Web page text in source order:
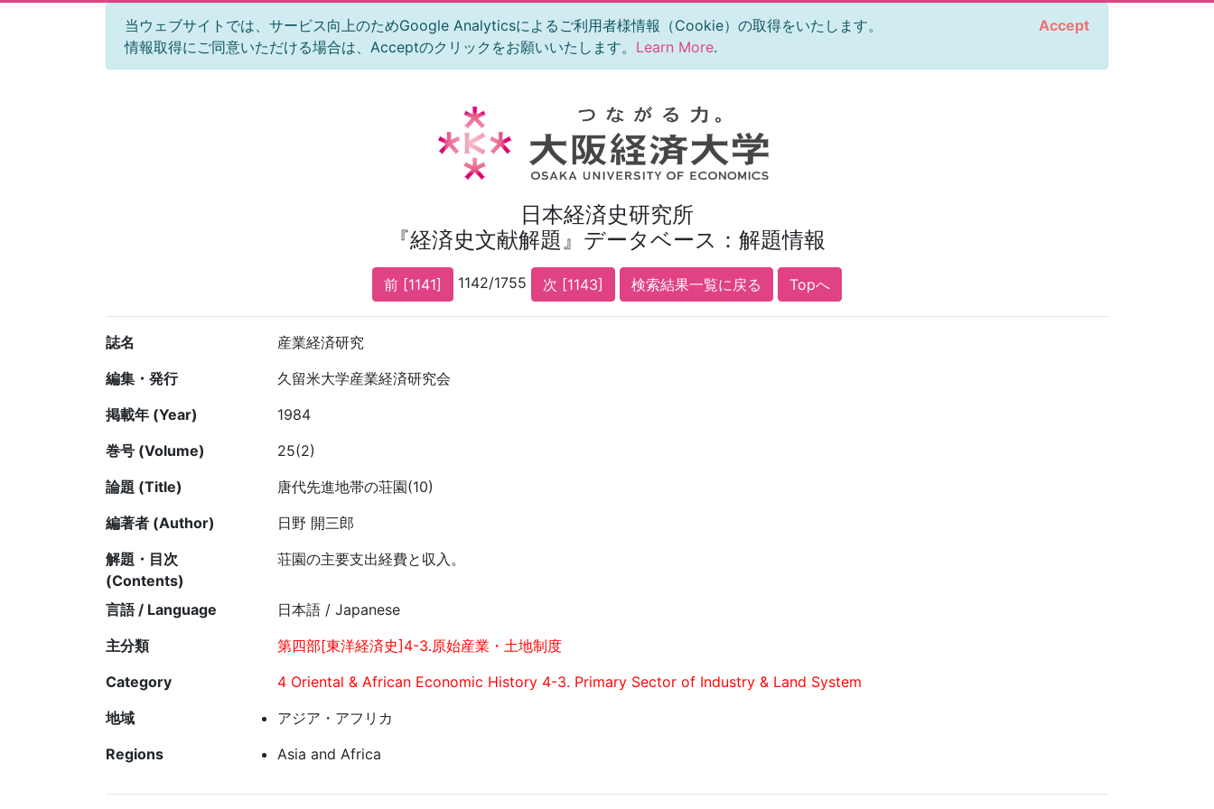
当ウェブサイトでは、サービス向上のためGoogle Analyticsによるご利用者様情報（Cookie）の取得をいたします。
情報取得にご同意いただける場合は、Acceptのクリックをお願いいたします。 Learn More.
Accept
日本経済史研究所
『経済史文献解題』データベース：解題情報
前 [1141] 1142/1755 次 [1143] 検索結果一覧に戻る Topへ
誌名
産業経済研究
編集・発行
久留米大学産業経済研究会
掲載年 (Year)
1984
巻号 (Volume)
25(2)
論題 (Title)
唐代先進地帯の荘園(10)
編著者 (Author)
日野 開三郎
解題・目次
(Contents)
荘園の主要支出経費と収入。
言語 / Language
日本語 / Japanese
主分類
第四部[東洋経済史]4-3.原始産業・土地制度
Category
4 Oriental & African Economic History 4-3. Primary Sector of Industry & Land System
地域
アジア・アフリカ
Regions
Asia and Africa